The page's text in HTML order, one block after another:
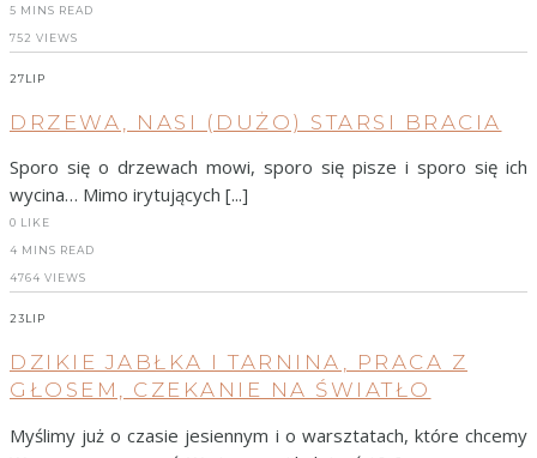
5 MINS READ
752 VIEWS
27LIP
DRZEWA, NASI (DUŻO) STARSI BRACIA
Sporo się o drzewach mowi, sporo się pisze i sporo się ich
wycina… Mimo irytujących [...]
0 LIKE
4 MINS READ
4764 VIEWS
23LIP
DZIKIE JABŁKA I TARNINA, PRACA Z
GŁOSEM, CZEKANIE NA ŚWIATŁO
Myślimy już o czasie jesiennym i o warsztatach, które chcemy